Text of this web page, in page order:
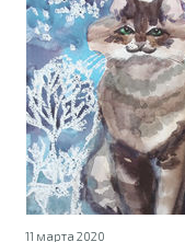
11 марта 2020